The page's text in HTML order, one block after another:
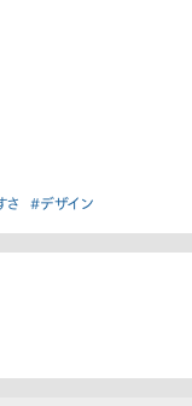
さ #デザイン